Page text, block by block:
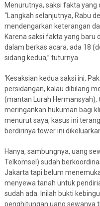
Menurutnya, saksi fakta yang
“Langkah selanjutnya, Rabu
mendengarkan keterangan
Karena saksi fakta yang baru
dalam berkas acara, ada 18
sidang kedua,” tuturnya.
‘Kesaksian kedua saksi ini,
persidangan, kalau dibilang
(mantan Lurah Hermansyah),
meringankan hukuman bagi
menurut saya, kasus ini
berdirinya tower ini
Hanya, sambungnya, uang
Telkomsel) sudah
Jakarta tapi belum
menyewa tanah untuk
sudah ada. Inilah bukti
penghitungan uang sewanya